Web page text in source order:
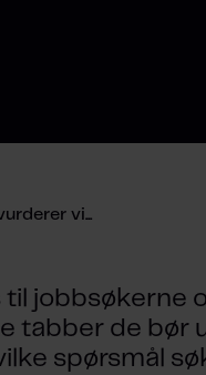
vi...
til jobbsøkerne
tabber de bør
spørsmål